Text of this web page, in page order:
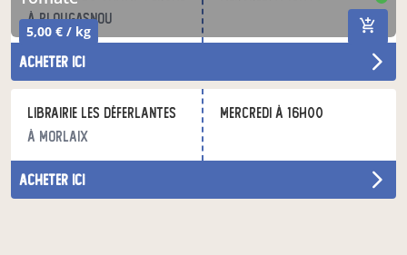
à Plougasnou
acheter ici
Librairie les Déferlantes
à Morlaix
mercredi à 16h00
acheter ici
5,00 € / kg